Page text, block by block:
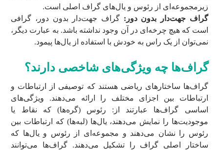
زیرمجموعه‌ای از رئوس و یال‌های گراف اصلی است.
گراف جهت‌دار بدون دور: گراف جهت‌دار بدون دور، گرافی
است که هیچ چرخه‌ای در آن وجود نداشته باشد. به عبارت دیگر،
نمی‌توان از یک راس به خودش با استفاده از یال‌ها پیمود.
گراف‌ها چه ویژگی‌های شاخصی دارند؟
گراف‌ها ساختارهای ریاضی هستند که توصیفی از ارتباطات و
ارتباطات بین اجزای مختلف را ارائه می‌دهند. ویژگی‌های
اساسی گراف‌ها عبارتند از: رئوس (گره‌ها) که نقاط یا
موجودیت‌ها را نمایش می‌دهند، یال‌ها (لبه‌ها) که ارتباطات بین
رئوس را نشان می‌دهند و مجموعه‌ای از رئوس و یال‌ها که
ساختار اصلی گراف را تشکیل می‌دهند. گراف‌ها می‌توانند